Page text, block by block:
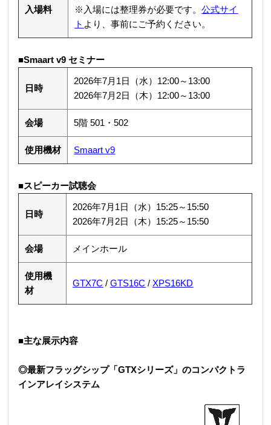
入場料
※入場には整理券が必要です。公式サイ
ト より、事前にご予約ください。
■Smaart v9 セミナー
日時
2026年7月1日（水）12:00～13:00
2026年7月2日（木）12:00～13:00
会場 5階 501・502
使用機材 Smaart v9
■スピーカー試聴会
日時
2026年7月1日（水）15:25～15:50
2026年7月2日（木）15:25～15:50
会場 メインホール
使用機
材
GTX7C /GTS16C /XPS16KD
■主な展示内容
◎最新フラッグシップ「GTXシリーズ」のコンパクトラ
インアレイシステム